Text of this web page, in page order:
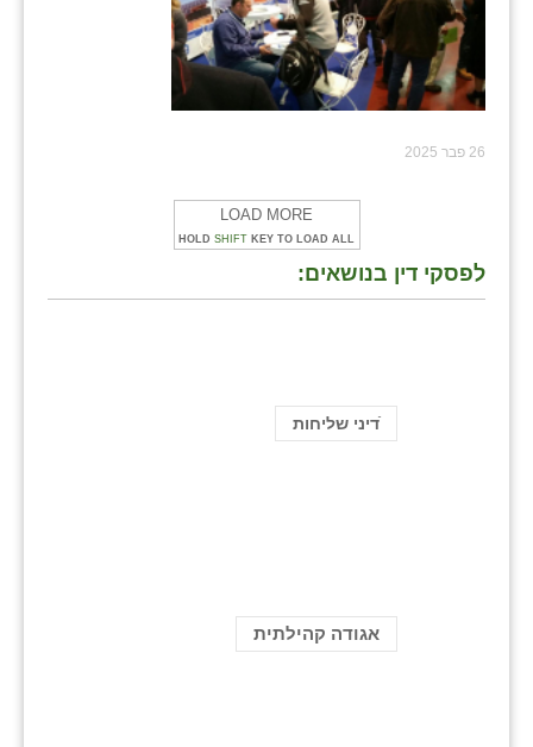
26 פבר 2025
LOAD MORE
HOLD SHIFT KEY TO LOAD ALL
לפסקי דין בנושאים:
ֿדיני שליחות
אגודה קהילתית